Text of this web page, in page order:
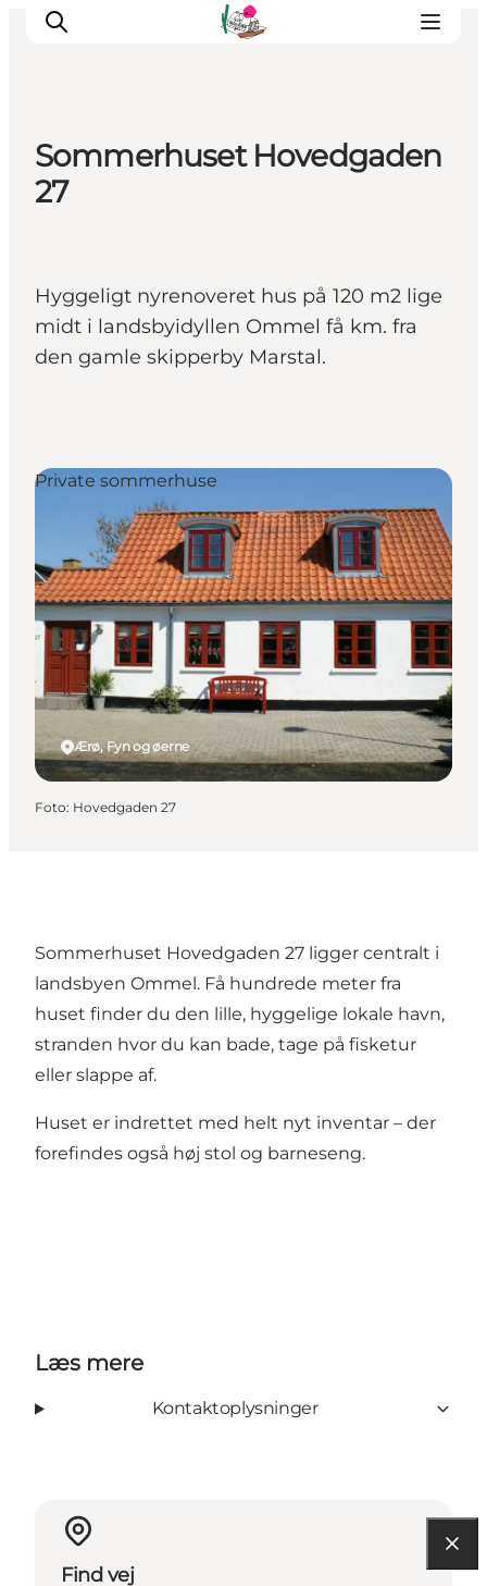
Oplevelser
Det sker
Sommerhuset Hovedgaden
27
Hyggeligt nyrenoveret hus på 120 m2 lige
midt i landsbyidyllen Ommel få km. fra
den gamle skipperby Marstal.
Ærø, Fyn og øerne
Private sommerhuse
Foto: Hovedgaden 27
Sommerhuset Hovedgaden 27 ligger centralt i
landsbyen Ommel. Få hundrede meter fra
huset finder du den lille, hyggelige lokale havn,
stranden hvor du kan bade, tage på fisketur
eller slappe af.
Huset er indrettet med helt nyt inventar – der
forefindes også høj stol og barneseng.
Læs mere
Kontaktoplysninger
Find vej